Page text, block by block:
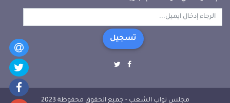
تسجيل
مجلس نواب الشعب - جميع الحقوق محفوظة 2023